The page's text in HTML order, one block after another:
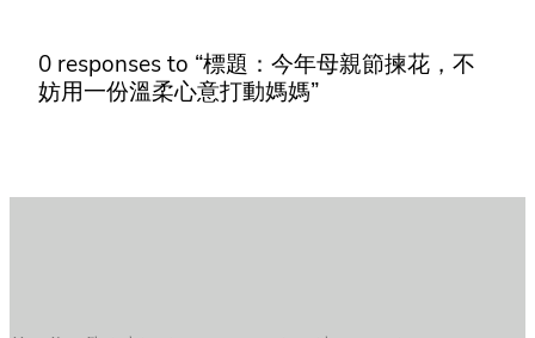
0 responses to “標題：今年母親節揀花，不
妨用一份溫柔心意打動媽媽”